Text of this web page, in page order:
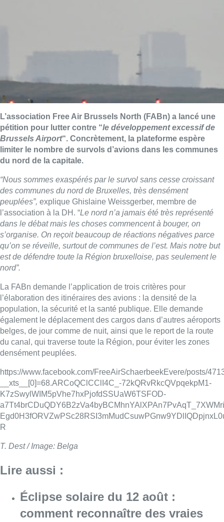
L’association Free Air Brussels North (FABn) a lancé une
pétition pour lutter contre “le développement excessif de
Brussels Airport“. Concrètement, la plateforme espère
limiter le nombre de survols d’avions dans les communes
du nord de la capitale.
“Nous sommes exaspérés par le survol sans cesse croissant
des communes du nord de Bruxelles, très densément
peuplées”, explique Ghislaine Weissgerber, membre de
l’association à la DH. “Le nord n’a jamais été très représenté
dans le débat mais les choses commencent à bouger, on
s’organise. On reçoit beaucoup de réactions négatives parce
qu’on se réveille, surtout de communes de l’est. Mais notre but
est de défendre toute la Région bruxelloise, pas seulement le
nord”.
La FABn demande l’application de trois critères pour
l’élaboration des itinéraires des avions : la densité de la
population, la sécurité et la santé publique. Elle demande
également le déplacement des cargos dans d’autres aéroports
belges, de jour comme de nuit, ainsi que le report de la route
du canal, qui traverse toute la Région, pour éviter les zones
densément peuplées.
https://www.facebook.com/FreeAirSchaerbeekEvere/posts/
__xts__[0]=68.ARCoQClCClI4C_-72kQRvRkcQVpqekpM1-
K7zSwylWIM5pVhe7hxPjofdSSUaW6TSFOD-
R
T. Dest / Image: Belga
Lire aussi :
Éclipse solaire du 12 août :
comment reconnaître des vraies